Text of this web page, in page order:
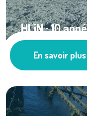
HLiN : 10
populations ...
Milieu
En savoir plus